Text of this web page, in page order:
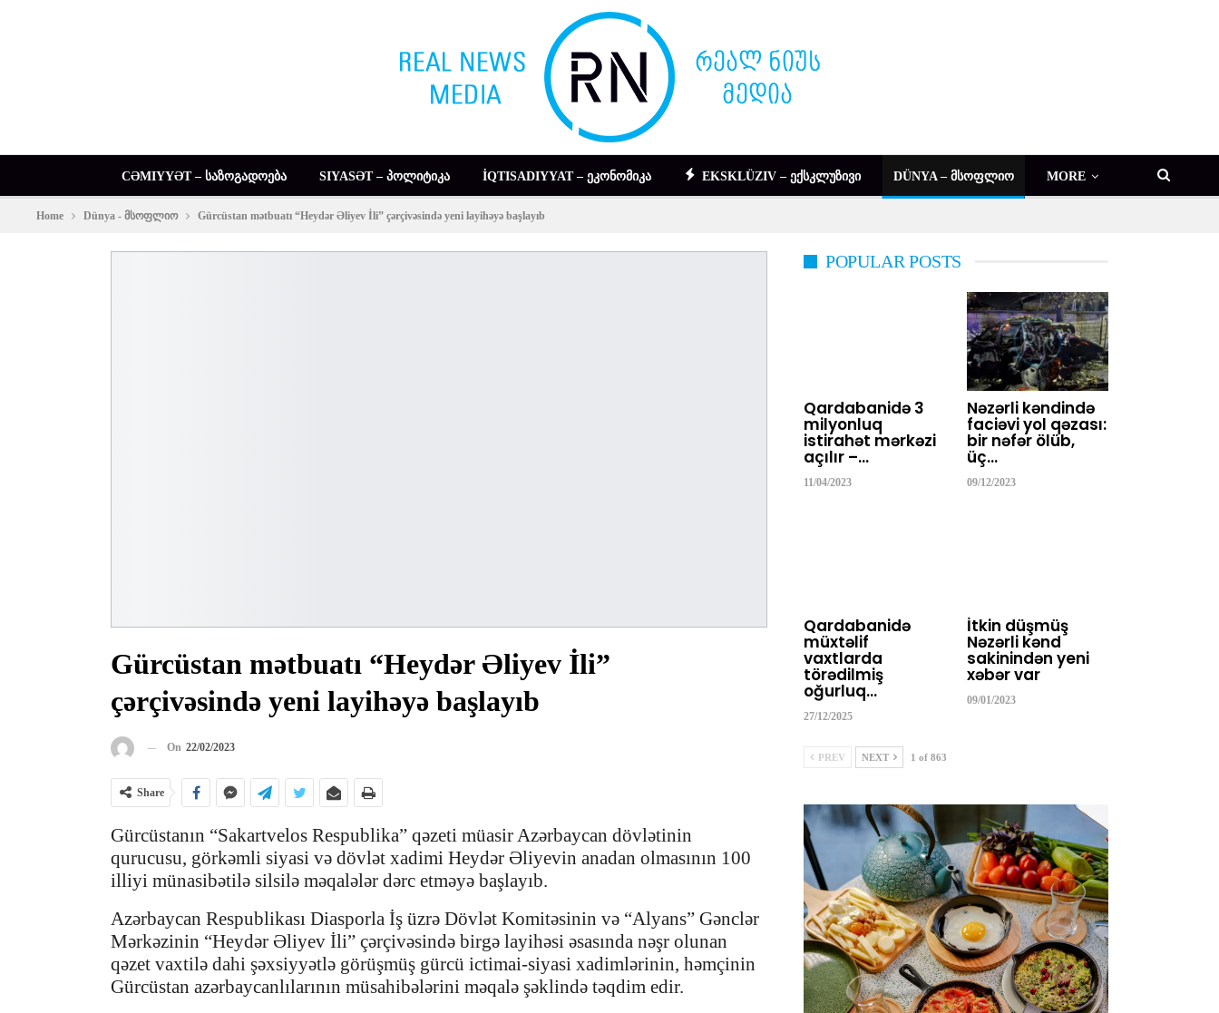
CƏMIYYƏT – ᲡᲐᲖᲝᲒᲐᲓᲝᲔᲑᲐ SIYASƏT – ᲞᲝᲚᲘᲢᲘᲙᲐ İQTISADIYYAT – ᲔᲙᲝᲜᲝᲛᲘᲙᲐ EKSKLÜZIV – ᲔᲥᲡᲙᲚᲣᲖᲘᲕᲘ DÜNYA – ᲛᲡᲝᲤᲚᲘᲝ MORE
Home Dünya - მსოფლიო Gürcüstan mətbuatı “Heydər Əliyev İli” çərçivəsində yeni layihəyə başlayıb
Gürcüstan mətbuatı “Heydər Əliyev İli”
çərçivəsində yeni layihəyə başlayıb
On 22/02/2023
Share
Gürcüstanın “Sakartvelos Respublika” qəzeti müasir Azərbaycan dövlətinin
qurucusu, görkəmli siyasi və dövlət xadimi Heydər Əliyevin anadan olmasının 100
illiyi münasibətilə silsilə məqalələr dərc etməyə başlayıb.
Azərbaycan Respublikası Diasporla İş üzrə Dövlət Komitəsinin və “Alyans” Gənclər
Mərkəzinin “Heydər Əliyev İli” çərçivəsində birgə layihəsi əsasında nəşr olunan
qəzet vaxtilə dahi şəxsiyyətlə görüşmüş gürcü ictimai-siyasi xadimlərinin, həmçinin
Gürcüstan azərbaycanlılarının müsahibələrini məqalə şəklində təqdim edir.
POPULAR POSTS
Qardabanidə 3
milyonluq
istirahət mərkəzi
açılır –…
11/04/2023
Nəzərli kəndində
faciəvi yol qəzası:
bir nəfər ölüb,
üç…
09/12/2023
Qardabanidə
müxtəlif
vaxtlarda
törədilmiş
oğurluq…
27/12/2025
İtkin düşmüş
Nəzərli kənd
sakinindən yeni
xəbər var
09/01/2023
PREV NEXT 1 of 863